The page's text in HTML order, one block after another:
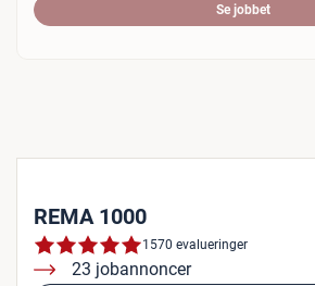
Se jobbet
REMA 1000
1570 evalueringer
23 jobannoncer